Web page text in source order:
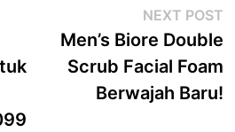
NEXT POST
Men’s Biore Double
Scrub Facial Foam
Berwajah Baru!